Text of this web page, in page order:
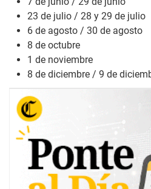
23 de julio / 28 y 29 de julio
6 de agosto / 30 de agosto
8 de octubre
1 de noviembre
8 de diciembre / 9 de